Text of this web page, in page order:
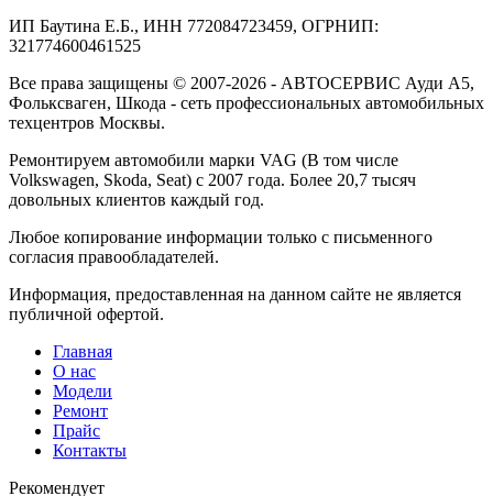
ИП Баутина Е.Б., ИНН 772084723459, ОГРНИП:
321774600461525
Все права защищены © 2007-2026 - АВТОСЕРВИС Ауди А5,
Фольксваген, Шкода - сеть профессиональных автомобильных
техцентров Москвы.
Ремонтируем автомобили марки VAG (В том числе
Volkswagen, Skoda, Seat) с 2007 года. Более 20,7 тысяч
довольных клиентов каждый год.
Любое копирование информации только с письменного
согласия правообладателей.
Информация, предоставленная на данном сайте не является
публичной офертой.
Главная
О нас
Модели
Ремонт
Прайс
Контакты
Рекомендует